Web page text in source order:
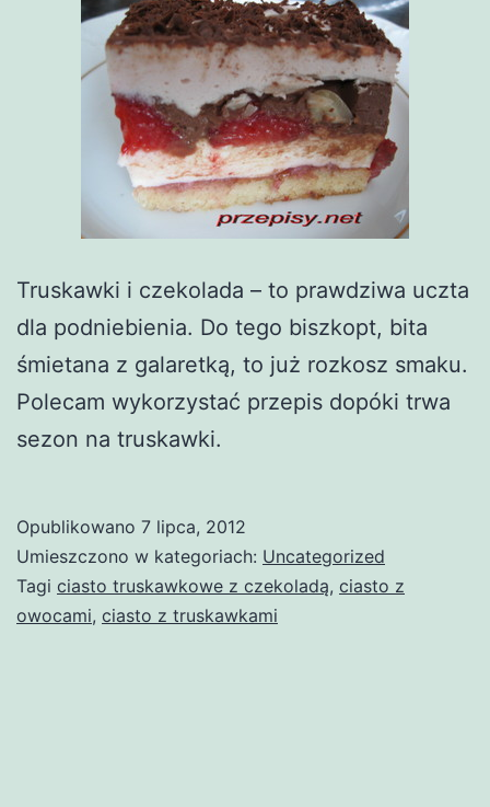
Truskawki i czekolada – to prawdziwa uczta
dla podniebienia. Do tego biszkopt, bita
śmietana z galaretką, to już rozkosz smaku.
Polecam wykorzystać przepis dopóki trwa
sezon na truskawki.
Opublikowano 7 lipca, 2012
Umieszczono w kategoriach: Uncategorized
Tagi ciasto truskawkowe z czekoladą, ciasto z
owocami, ciasto z truskawkami